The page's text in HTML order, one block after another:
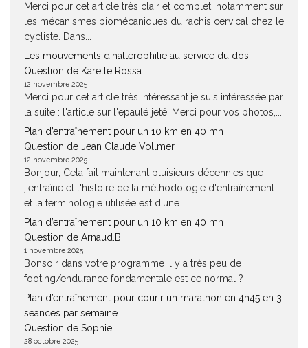
Merci pour cet article très clair et complet, notamment sur
les mécanismes biomécaniques du rachis cervical chez le
cycliste. Dans...
Les mouvements d’haltérophilie au service du dos
Question de Karelle Rossa
12 novembre 2025
Merci pour cet article très intéressant.je suis intéressée par
la suite : l'article sur l'epaulé jeté. Merci pour vos photos,...
Plan d’entraînement pour un 10 km en 40 mn
Question de Jean Claude Vollmer
12 novembre 2025
Bonjour, Cela fait maintenant pluisieurs décennies que
j'entraîne et l'histoire de la méthodologie d'entraînement
et la terminologie utilisée est d'une...
Plan d’entraînement pour un 10 km en 40 mn
Question de Arnaud.B
1 novembre 2025
Bonsoir dans votre programme il y a très peu de
footing/endurance fondamentale est ce normal ?
Plan d’entraînement pour courir un marathon en 4h45 en 3
séances par semaine
Question de Sophie
28 octobre 2025